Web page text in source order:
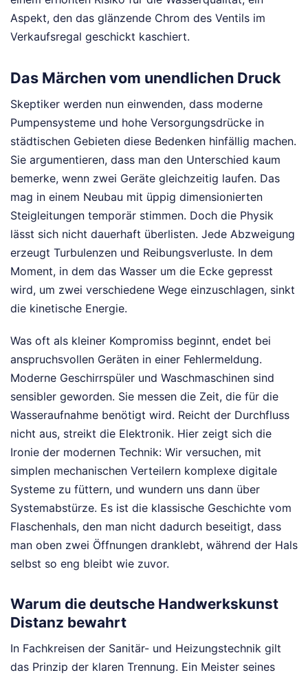
Aspekt, den das glänzende Chrom des Ventils im
Verkaufsregal geschickt kaschiert.
Das Märchen vom unendlichen Druck
Skeptiker werden nun einwenden, dass moderne
Pumpensysteme und hohe Versorgungsdrücke in
städtischen Gebieten diese Bedenken hinfällig machen.
Sie argumentieren, dass man den Unterschied kaum
bemerke, wenn zwei Geräte gleichzeitig laufen. Das
mag in einem Neubau mit üppig dimensionierten
Steigleitungen temporär stimmen. Doch die Physik
lässt sich nicht dauerhaft überlisten. Jede Abzweigung
erzeugt Turbulenzen und Reibungsverluste. In dem
Moment, in dem das Wasser um die Ecke gepresst
wird, um zwei verschiedene Wege einzuschlagen, sinkt
die kinetische Energie.
Was oft als kleiner Kompromiss beginnt, endet bei
anspruchsvollen Geräten in einer Fehlermeldung.
Moderne Geschirrspüler und Waschmaschinen sind
sensibler geworden. Sie messen die Zeit, die für die
Wasseraufnahme benötigt wird. Reicht der Durchfluss
nicht aus, streikt die Elektronik. Hier zeigt sich die
Ironie der modernen Technik: Wir versuchen, mit
simplen mechanischen Verteilern komplexe digitale
Systeme zu füttern, und wundern uns dann über
Systemabstürze. Es ist die klassische Geschichte vom
Flaschenhals, den man nicht dadurch beseitigt, dass
man oben zwei Öffnungen dranklebt, während der Hals
selbst so eng bleibt wie zuvor.
Warum die deutsche Handwerkskunst
Distanz bewahrt
In Fachkreisen der Sanitär- und Heizungstechnik gilt
das Prinzip der klaren Trennung. Ein Meister seines